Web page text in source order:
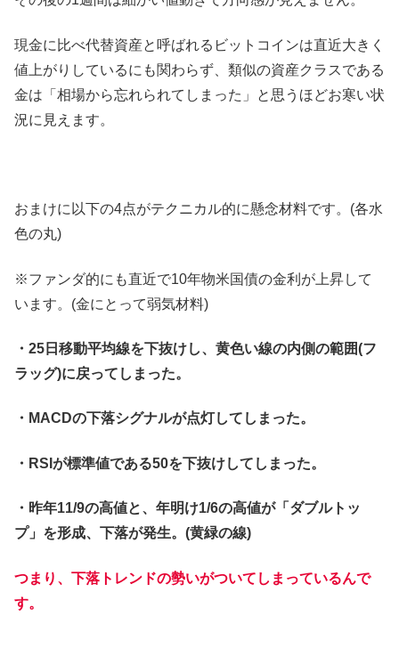
現金に比べ代替資産と呼ばれるビットコインは直近大きく
値上がりしているにも関わらず、類似の資産クラスである
金は「相場から忘れられてしまった」と思うほどお寒い状
況に見えます。
おまけに以下の4点がテクニカル的に懸念材料です。(各水
色の丸)
※ファンダ的にも直近で10年物米国債の金利が上昇して
います。(金にとって弱気材料)
・25日移動平均線を下抜けし、黄色い線の内側の範囲(フ
ラッグ)に戻ってしまった。
・MACDの下落シグナルが点灯してしまった。
・RSIが標準値である50を下抜けしてしまった。
・昨年11/9の高値と、年明け1/6の高値が「ダブルトッ
プ」を形成、下落が発生。(黄緑の線)
つまり、下落トレンドの勢いがついてしまっているんで
す。